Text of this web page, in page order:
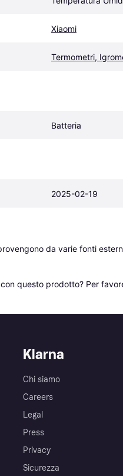
Xiaomi
Termometri,
Batteria
2025-02-19
da varie fonti
questo prodotto? Per
Klarna
Chi siamo
Careers
Legal
Press
Privacy
Sicurezza